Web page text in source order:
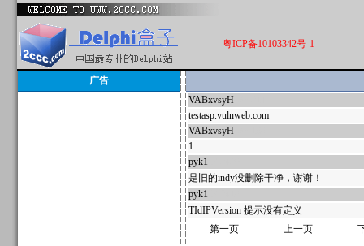
粤ICP备10103342号-1
广告
VABxvsyH
testasp.vulnweb.com
VABxvsyH
1
pyk1
是旧的indy没删除干净，谢谢！
pyk1
TIdIPVersion 提示没有定义
第一页
上一页